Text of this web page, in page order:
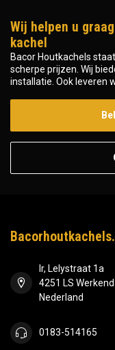
Wij helpen u
kachel
Bacor Houtkachels
scherpe prijzen. Wij
installatie. Ook leveren
Ir, Lelystraat 1a
4251 LS
Nederland
0183-514165